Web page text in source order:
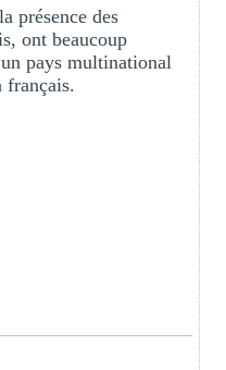
présence des
ont beaucoup
pays multinational
français.